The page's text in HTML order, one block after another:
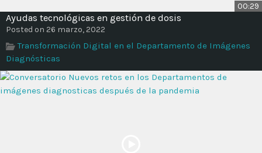
00:29
Ayudas tecnológicas en gestión de dosis
Posted on 26 marzo, 2022
Transformación Digital en el Departamento de Imágenes
Diagnósticas